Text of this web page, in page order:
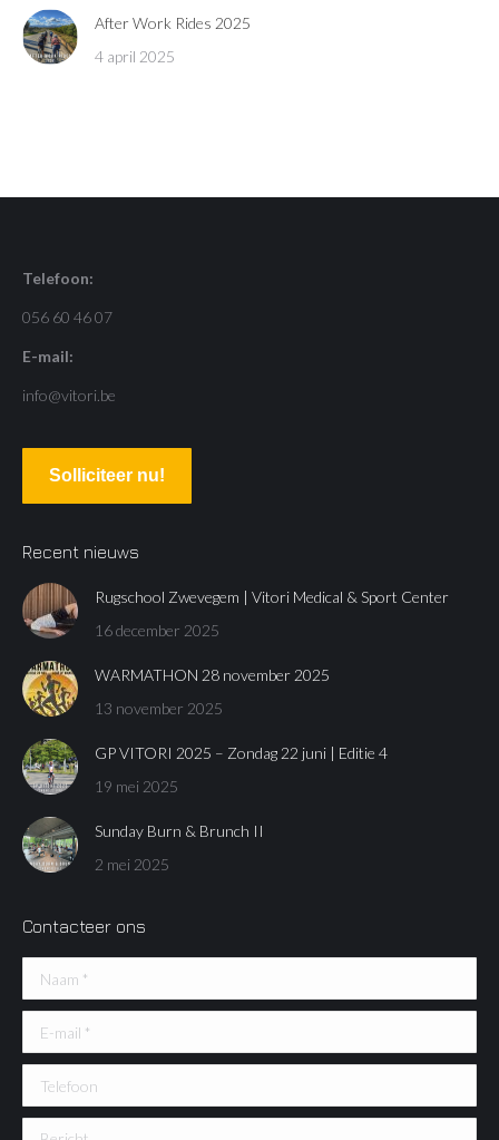
After Work Rides 2025
4 april 2025
Telefoon:
056 60 46 07
E-mail:
info@vitori.be
Solliciteer nu!
Recent nieuws
Rugschool Zwevegem | Vitori Medical & Sport Center
16 december 2025
WARMATHON 28 november 2025
13 november 2025
GP VITORI 2025 – Zondag 22 juni | Editie 4
19 mei 2025
Sunday Burn & Brunch II
2 mei 2025
Contacteer ons
Naam *
E-mail *
Telefoon
Bericht